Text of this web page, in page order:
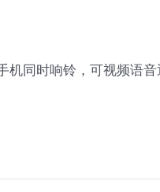
机同时响铃，可视频语